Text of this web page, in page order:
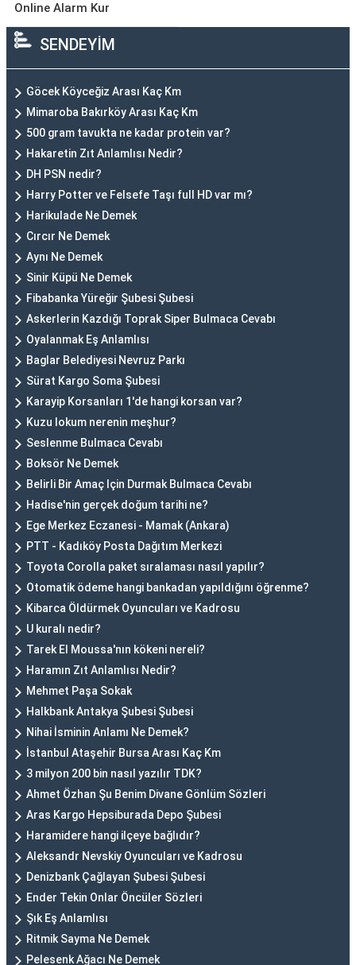
Online Alarm Kur
SENDEYİM
Göcek Köyceğiz Arası Kaç Km
Mimaroba Bakırköy Arası Kaç Km
500 gram tavukta ne kadar protein var?
Hakaretin Zıt Anlamlısı Nedir?
DH PSN nedir?
Harry Potter ve Felsefe Taşı full HD var mı?
Harikulade Ne Demek
Cırcır Ne Demek
Aynı Ne Demek
Sinir Küpü Ne Demek
Fibabanka Yüreğir Şubesi Şubesi
Askerlerin Kazdığı Toprak Siper Bulmaca Cevabı
Oyalanmak Eş Anlamlısı
Baglar Belediyesi Nevruz Parkı
Sürat Kargo Soma Şubesi
Karayip Korsanları 1'de hangi korsan var?
Kuzu lokum nerenin meşhur?
Seslenme Bulmaca Cevabı
Boksör Ne Demek
Belirli Bir Amaç Için Durmak Bulmaca Cevabı
Hadise'nin gerçek doğum tarihi ne?
Ege Merkez Eczanesi - Mamak (Ankara)
PTT - Kadıköy Posta Dağıtım Merkezi
Toyota Corolla paket sıralaması nasıl yapılır?
Otomatik ödeme hangi bankadan yapıldığını öğrenme?
Kibarca Öldürmek Oyuncuları ve Kadrosu
U kuralı nedir?
Tarek El Moussa'nın kökeni nereli?
Haramın Zıt Anlamlısı Nedir?
Mehmet Paşa Sokak
Halkbank Antakya Şubesi Şubesi
Nihai İsminin Anlamı Ne Demek?
İstanbul Ataşehir Bursa Arası Kaç Km
3 milyon 200 bin nasıl yazılır TDK?
Ahmet Özhan Şu Benim Divane Gönlüm Sözleri
Aras Kargo Hepsiburada Depo Şubesi
Haramidere hangi ilçeye bağlıdır?
Aleksandr Nevskiy Oyuncuları ve Kadrosu
Denizbank Çağlayan Şubesi Şubesi
Ender Tekin Onlar Öncüler Sözleri
Şık Eş Anlamlısı
Ritmik Sayma Ne Demek
Pelesenk Ağacı Ne Demek